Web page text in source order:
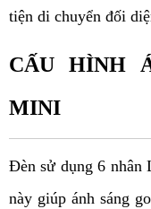
tiện di chuyển đối
CẤU HÌNH
MINI
Đèn sử dụng 6 nhân
này giúp ánh sáng